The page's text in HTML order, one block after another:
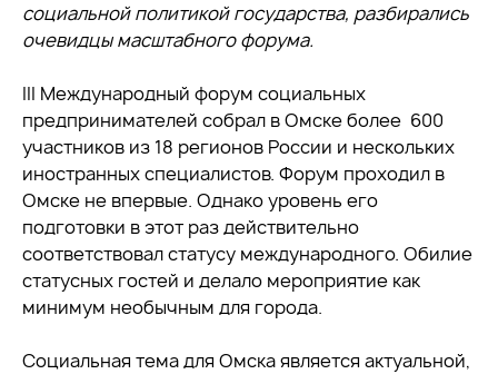
социальной политикой государства, разбирались
очевидцы масштабного форума.
III Международный форум социальных
предпринимателей собрал в Омске более 600
участников из 18 регионов России и нескольких
иностранных специалистов. Форум проходил в
Омске не впервые. Однако уровень его
подготовки в этот раз действительно
соответствовал статусу международного. Обилие
статусных гостей и делало мероприятие как
минимум необычным для города.
Социальная тема для Омска является актуальной,